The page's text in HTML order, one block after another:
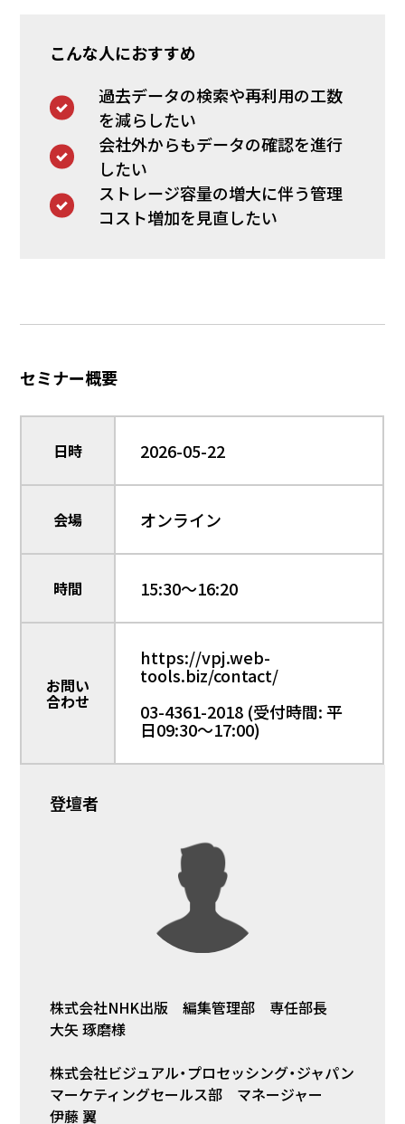
こんな人におすすめ
過去データの検索や再利用の工数
を減らしたい
会社外からもデータの確認を進行
したい
ストレージ容量の増大に伴う管理
コスト増加を見直したい
セミナー概要
日時 2026-05-22
会場 オンライン
時間 15:30～16:20
お問い
合わせ
https://vpj.web-
tools.biz/contact/
03-4361-2018 (受付時間: 平
日09:30〜17:00)
登壇者
株式会社NHK出版 編集管理部 専任部長
大矢 琢磨様
株式会社ビジュアル・プロセッシング・ジャパン
マーケティングセールス部 マネージャー
伊藤 翼